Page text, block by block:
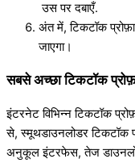
उस पर दबाएँ.
अंत में, टिकटॉक
जाएगा।
सबसे अच्छा टिकटॉक
इंटरनेट विभिन्न टिकटॉक
से, स्मूथडाउनलोडर टिकटॉक
अनुकूल इंटरफेस, तेज